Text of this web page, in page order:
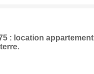
: location appartement
.